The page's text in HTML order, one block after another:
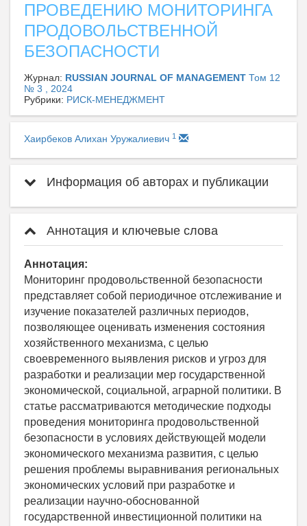
ПРОВЕДЕНИЮ МОНИТОРИНГА
ПРОДОВОЛЬСТВЕННОЙ
БЕЗОПАСНОСТИ
Журнал: RUSSIAN JOURNAL OF MANAGEMENT Том 12
№ 3 , 2024
Рубрики: РИСК-МЕНЕДЖМЕНТ
Хаирбеков Алихан Уружалиевич 1
Информация об авторах и публикации
Аннотация и ключевые слова
Аннотация:
Мониторинг продовольственной безопасности
представляет собой периодичное отслеживание и
изучение показателей различных периодов,
позволяющее оценивать изменения состояния
хозяйственного механизма, с целью
своевременного выявления рисков и угроз для
разработки и реализации мер государственной
экономической, социальной, аграрной политики. В
статье рассматриваются методические подходы
проведения мониторинга продовольственной
безопасности в условиях действующей модели
экономического механизма развития, с целью
решения проблемы выравнивания региональных
экономических условий при разработке и
реализации научно-обоснованной
государственной инвестиционной политики на